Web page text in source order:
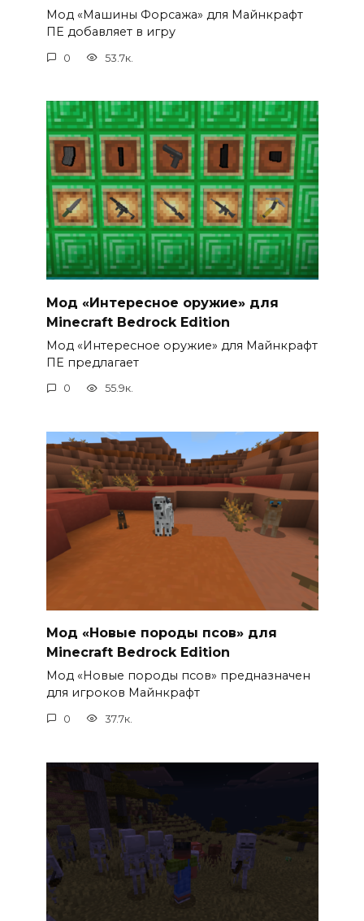
Мод «Машины Форсажа» для Майнкрафт
ПЕ добавляет в игру
0 53.7к.
Мод «Интересное оружие» для
Minecraft Bedrock Edition
Мод «Интересное оружие» для Майнкрафт
ПЕ предлагает
0 55.9к.
Мод «Новые породы псов» для
Minecraft Bedrock Edition
Мод «Новые породы псов» предназначен
для игроков Майнкрафт
0 37.7к.